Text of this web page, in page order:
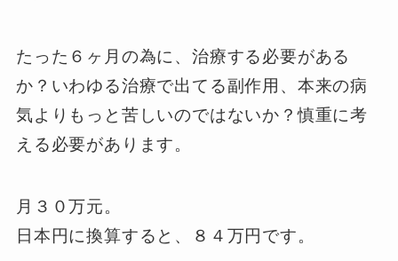
たった６ヶ月の為に、治療する必要がある
か？いわゆる治療で出てる副作用、本来の病
気よりもっと苦しいのではないか？慎重に考
える必要があります。
月３０万元。
日本円に換算すると、８４万円です。